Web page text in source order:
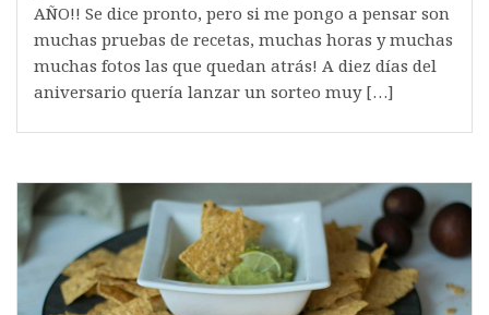
AÑO!! Se dice pronto, pero si me pongo a pensar son
muchas pruebas de recetas, muchas horas y muchas
muchas fotos las que quedan atrás! A diez días del
aniversario quería lanzar un sorteo muy […]